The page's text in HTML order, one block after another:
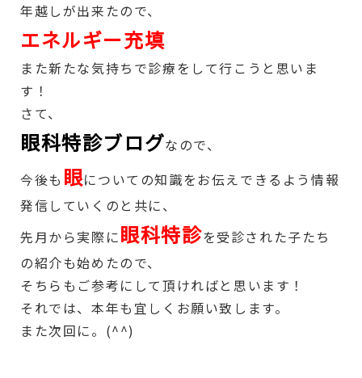
年越しが出来たので、
エネルギー充填
また新たな気持ちで診療をして行こうと思いま
す！
さて、
眼科特診ブログなので、
今後も 眼についての知識をお伝えできるよう情報
発信していくのと共に、
先月から実際に眼科特診を受診された子たち
の紹介も始めたので、
そちらもご参考にして頂ければと思います！
それでは、本年も宜しくお願い致します。
また次回に。(^^)